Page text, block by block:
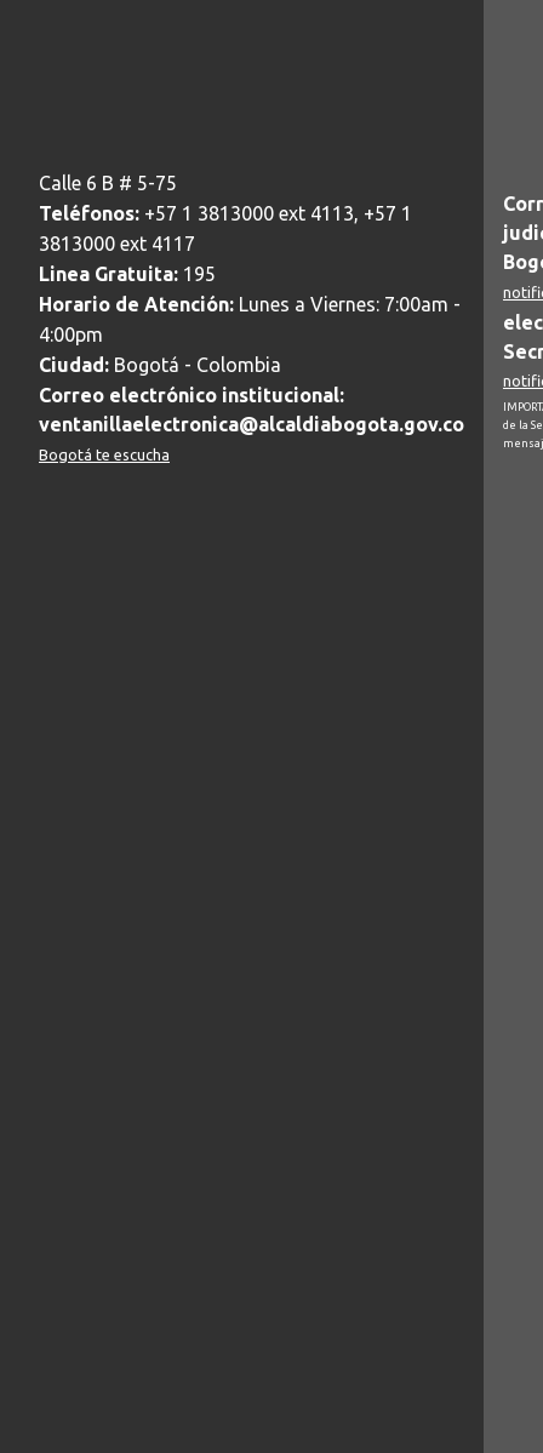
Calle 6 B # 5-75
Teléfonos: +57 1 3813000 ext 4113, +57 1
3813000 ext 4117
Linea Gratuita: 195
Horario de Atención: Lunes a Viernes: 7:00am -
4:00pm
Ciudad: Bogotá - Colombia
Correo electrónico institucional:
ventanillaelectronica@alcaldiabogota.gov.co
Bogotá te escucha
de la